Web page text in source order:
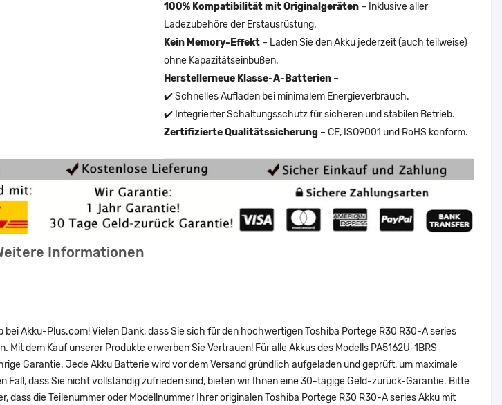
100% Kompatibilität mit Originalgeräten – Inklusive aller
Ladezubehöre der Erstausrüstung.
Kein Memory-Effekt – Laden Sie den Akku jederzeit (auch teilweise)
ohne Kapazitätseinbußen.
Herstellerneue Klasse-A-Batterien –
✔️ Schnelles Aufladen bei minimalem Energieverbrauch.
✔️ Integrierter Schaltungsschutz für sicheren und stabilen Betrieb.
Zertifizierte Qualitätssicherung – CE, ISO9001 und RoHS konform.
Informationen
bei Akku-Plus.com! Vielen Dank, dass Sie sich für den hochwertigen Toshiba Portege R30 R30-A series
dem Kauf unserer Produkte erwerben Sie Vertrauen! Für alle Akkus des Modells PA5162U-1BRS
Garantie. Jede Akku Batterie wird vor dem Versand gründlich aufgeladen und geprüft, um maximale
Fall, dass Sie nicht vollständig zufrieden sind, bieten wir Ihnen eine 30-tägige Geld-zurück-Garantie. Bitte
dass die Teilenummer oder Modellnummer Ihrer originalen Toshiba Portege R30 R30-A series Akku mit